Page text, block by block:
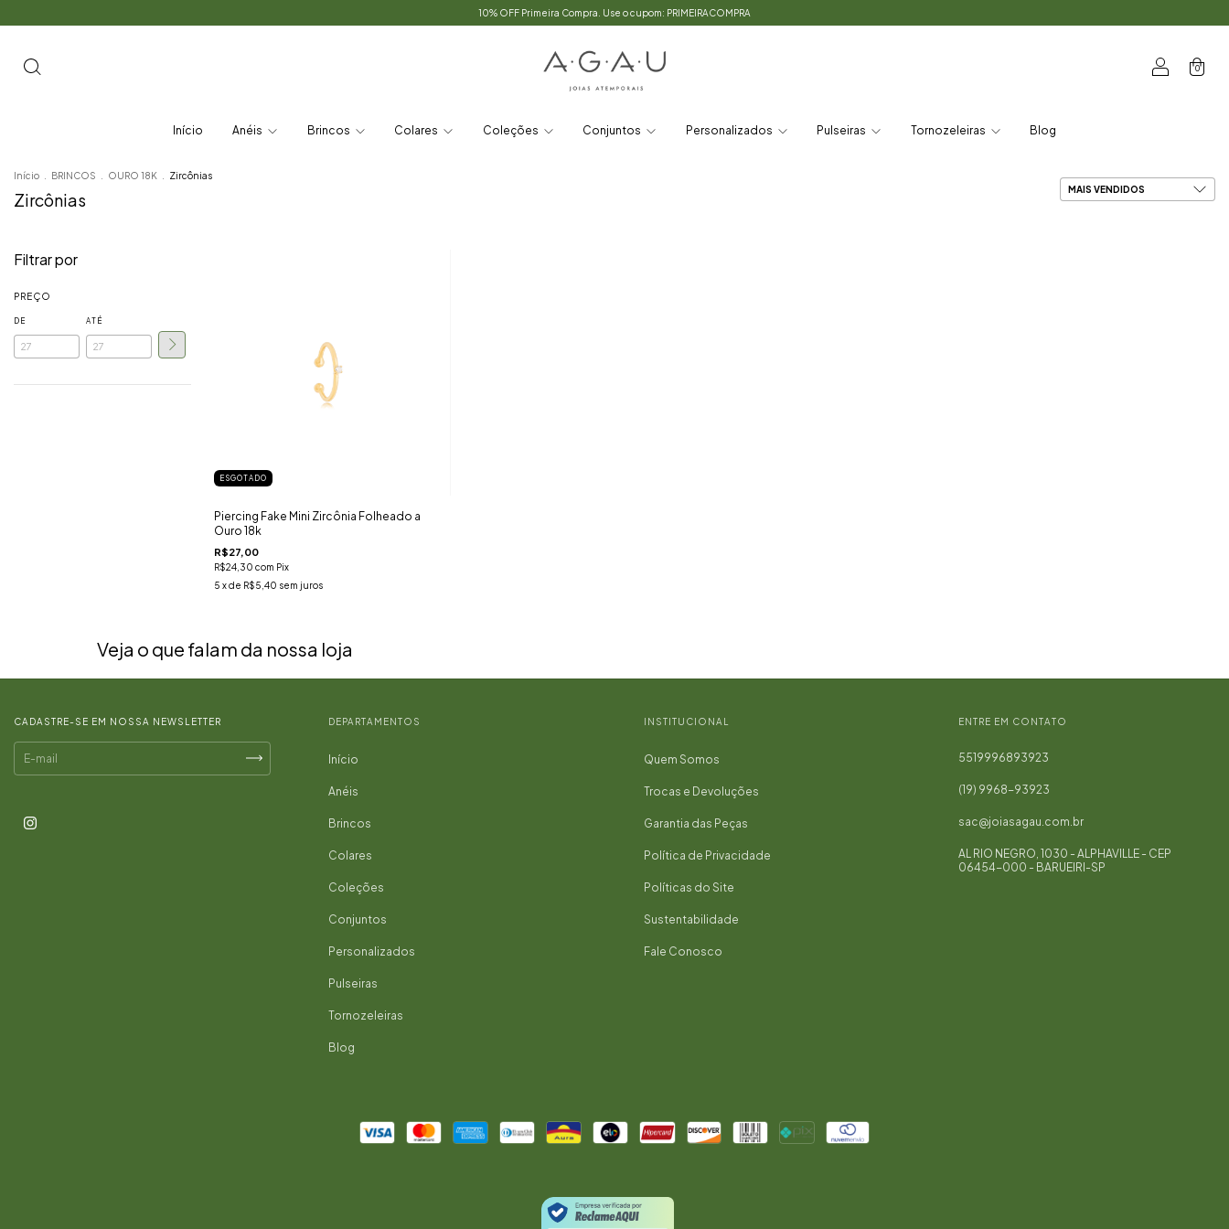
10% OFF Primeira Compra. Use o cupom: PRIMEIRACOMPRA
0
Início Anéis Brincos Colares Coleções Conjuntos Personalizados Pulseiras Tornozeleiras Blog
Início BRINCOS OURO 18K Zircônias
Zircônias
Filtrar por
PREÇO
DE ATÉ
ESGOTADO
Piercing Fake Mini Zircônia Folheado a
Ouro 18k
R$27,00
R$24,30 com Pix
5 x de R$5,40 sem juros
Veja o que falam da nossa loja
CADASTRE-SE EM NOSSA NEWSLETTER DEPARTAMENTOS
Início
Anéis
Brincos
Colares
Coleções
Conjuntos
Personalizados
Pulseiras
Tornozeleiras
Blog
INSTITUCIONAL
Quem Somos
Trocas e Devoluções
Garantia das Peças
Política de Privacidade
Políticas do Site
Sustentabilidade
Fale Conosco
ENTRE EM CONTATO
5519996893923
(19) 9968-93923
sac@joiasagau.com.br
AL RIO NEGRO, 1030 - ALPHAVILLE - CEP
06454-000 - BARUEIRI-SP